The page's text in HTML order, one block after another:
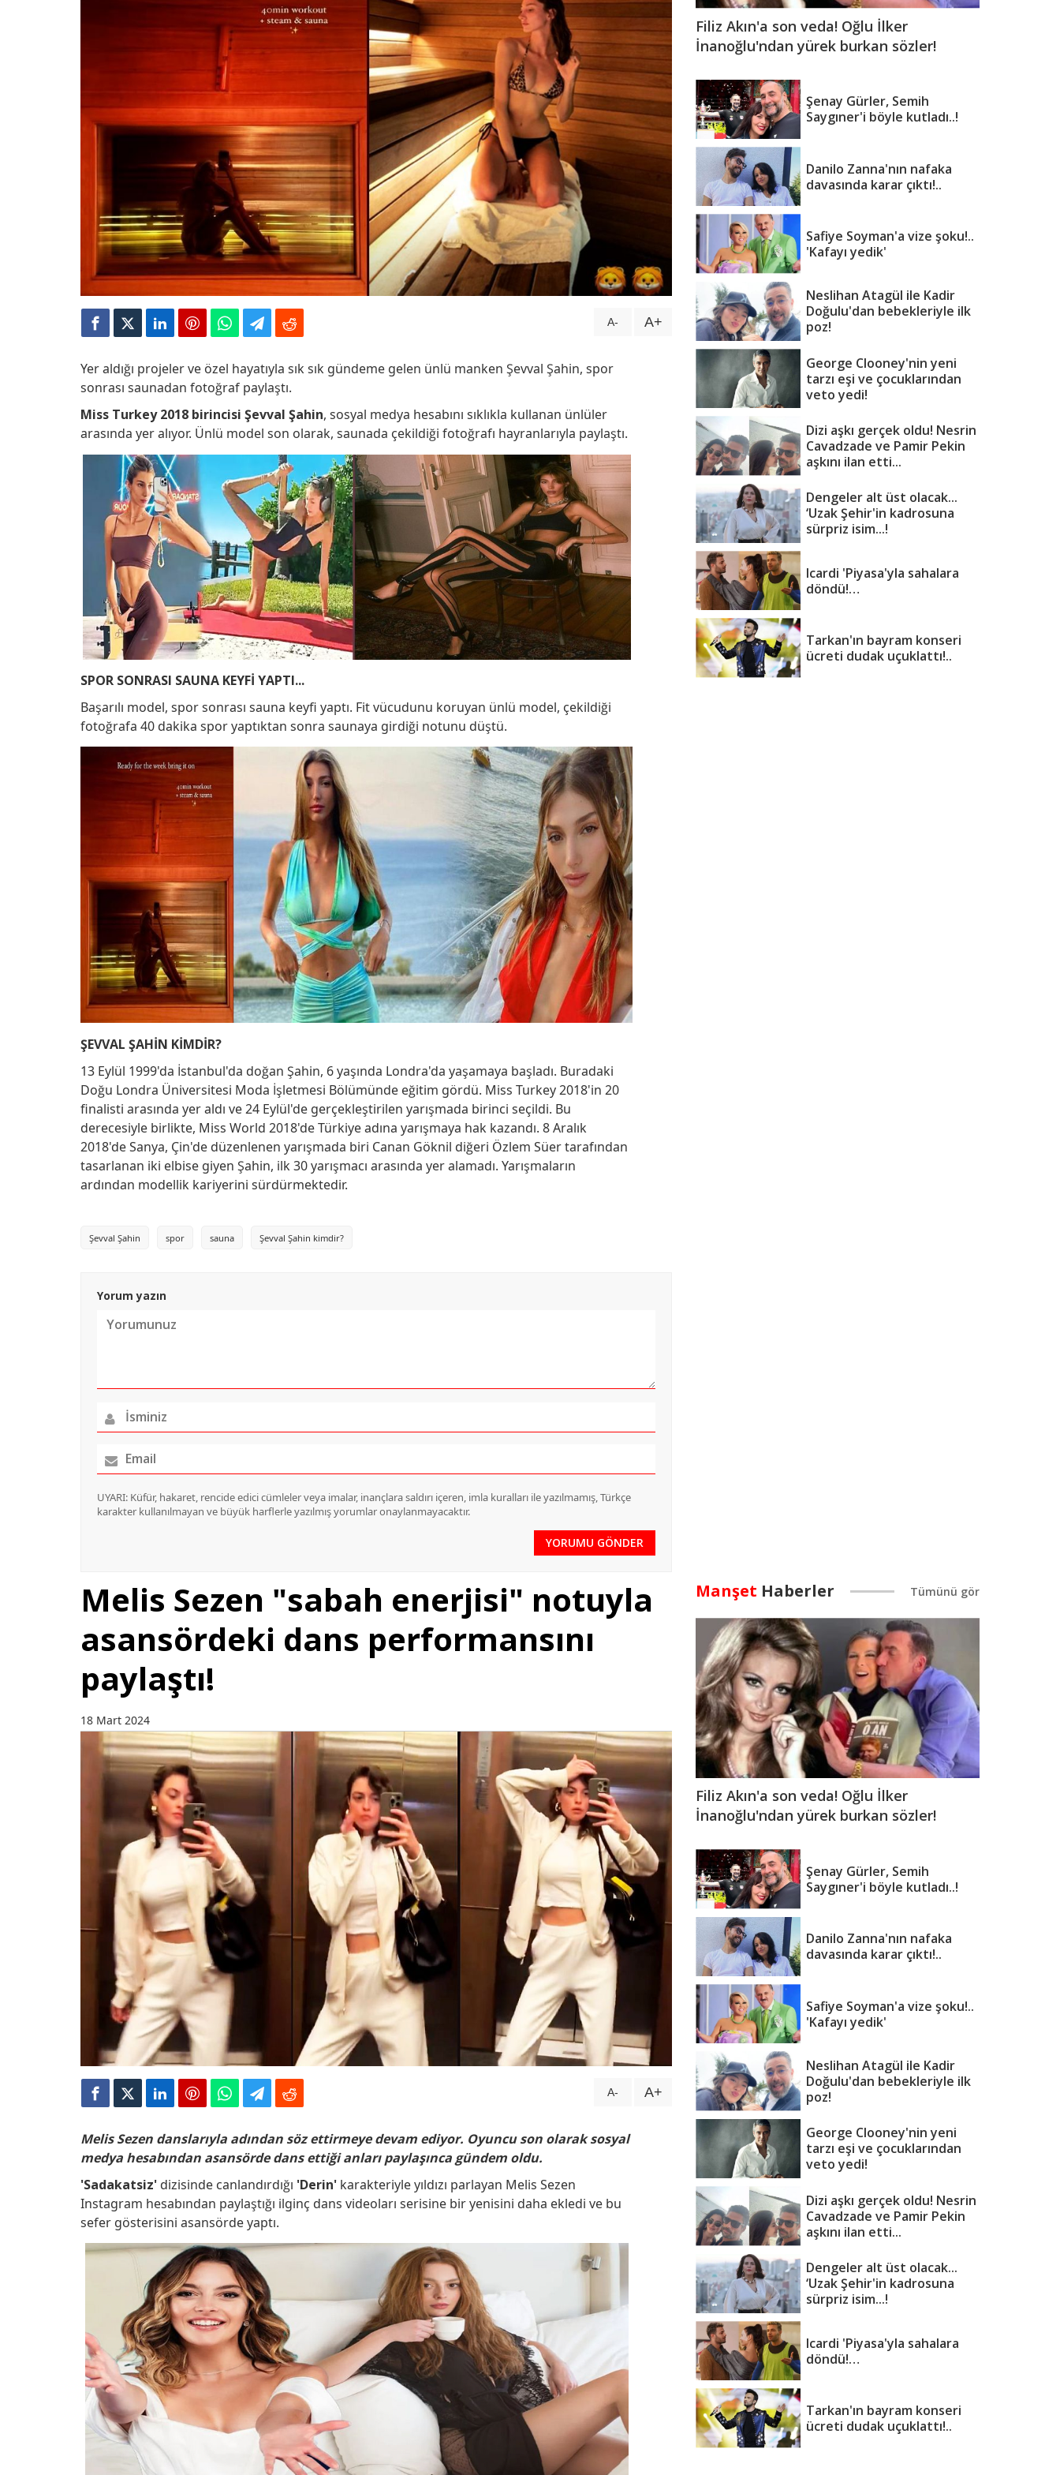
Ayağı kırılan Aras Bulut İynemli ameliyat oldu!
Oyuncu Şinası Yurtsever 51 yaşında hayatını kaybetti...
Şenay Gürler, Semih Saygıner'i böyle kutladı..!
A- A+
Yer aldığı projeler ve özel hayatıyla sık sık gündeme gelen ünlü manken Şevval Şahin, spor
sonrası saunadan fotoğraf paylaştı.
Miss Turkey 2018 birincisi Şevval Şahin, sosyal medya hesabını sıklıkla kullanan ünlüler
arasında yer alıyor. Ünlü model son olarak, saunada çekildiği fotoğrafı hayranlarıyla paylaştı.
SPOR SONRASI SAUNA KEYFİ YAPTI...
Başarılı model, spor sonrası sauna keyfi yaptı. Fit vücudunu koruyan ünlü model, çekildiği
fotoğrafa 40 dakika spor yaptıktan sonra saunaya girdiği notunu düştü.
ŞEVVAL ŞAHİN KİMDİR?
13 Eylül 1999'da İstanbul'da doğan Şahin, 6 yaşında Londra'da yaşamaya başladı. Buradaki
Doğu Londra Üniversitesi Moda İşletmesi Bölümünde eğitim gördü. Miss Turkey 2018'in 20
finalisti arasında yer aldı ve 24 Eylül'de gerçekleştirilen yarışmada birinci seçildi. Bu
derecesiyle birlikte, Miss World 2018'de Türkiye adına yarışmaya hak kazandı. 8 Aralık
2018'de Sanya, Çin'de düzenlenen yarışmada biri Canan Göknil diğeri Özlem Süer tarafından
tasarlanan iki elbise giyen Şahin, ilk 30 yarışmacı arasında yer alamadı. Yarışmaların
ardından modellik kariyerini sürdürmektedir.
Şevval Şahin spor sauna Şevval Şahin kimdir?
Yorum yazın
UYARI: Küfür, hakaret, rencide edici cümleler veya imalar, inançlara saldırı içeren, imla kuralları ile yazılmamış, Türkçe
karakter kullanılmayan ve büyük harflerle yazılmış yorumlar onaylanmayacaktır.
YORUMU GÖNDER
Filiz Akın'a son veda! Oğlu İlker
İnanoğlu'ndan yürek burkan sözler!
Şenay Gürler, Semih
Saygıner'i böyle kutladı..!
Danilo Zanna'nın nafaka
davasında karar çıktı!..
Safiye Soyman'a vize şoku!..
'Kafayı yedik'
Neslihan Atagül ile Kadir
Doğulu'dan bebekleriyle ilk
poz!
George Clooney'nin yeni
tarzı eşi ve çocuklarından
veto yedi!
Dizi aşkı gerçek oldu! Nesrin
Cavadzade ve Pamir Pekin
aşkını ilan etti...
Dengeler alt üst olacak...
‘Uzak Şehir'in kadrosuna
sürpriz isim...!
Icardi 'Piyasa'yla sahalara
döndü!…
Tarkan'ın bayram konseri
ücreti dudak uçuklattı!..
Melis Sezen "sabah enerjisi" notuyla
asansördeki dans performansını
paylaştı!
18 Mart 2024
A- A+
Melis Sezen danslarıyla adından söz ettirmeye devam ediyor. Oyuncu son olarak sosyal
medya hesabından asansörde dans ettiği anları paylaşınca gündem oldu.
'Sadakatsiz' dizisinde canlandırdığı 'Derin' karakteriyle yıldızı parlayan Melis Sezen
Instagram hesabından paylaştığı ilginç dans videoları serisine bir yenisini daha ekledi ve bu
sefer gösterisini asansörde yaptı.
Manşet Haberler
Filiz Akın'a son veda! Oğlu İlker
İnanoğlu'ndan yürek burkan sözler!
Şenay Gürler, Semih
Saygıner'i böyle kutladı..!
Danilo Zanna'nın nafaka
davasında karar çıktı!..
Safiye Soyman'a vize şoku!..
'Kafayı yedik'
Neslihan Atagül ile Kadir
Doğulu'dan bebekleriyle ilk
poz!
George Clooney'nin yeni
tarzı eşi ve çocuklarından
veto yedi!
Dizi aşkı gerçek oldu! Nesrin
Cavadzade ve Pamir Pekin
aşkını ilan etti...
Dengeler alt üst olacak...
‘Uzak Şehir'in kadrosuna
sürpriz isim...!
Icardi 'Piyasa'yla sahalara
döndü!…
Tarkan'ın bayram konseri
ücreti dudak uçuklattı!..